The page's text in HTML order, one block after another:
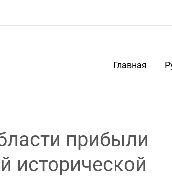
Главная
прибыли
исторической